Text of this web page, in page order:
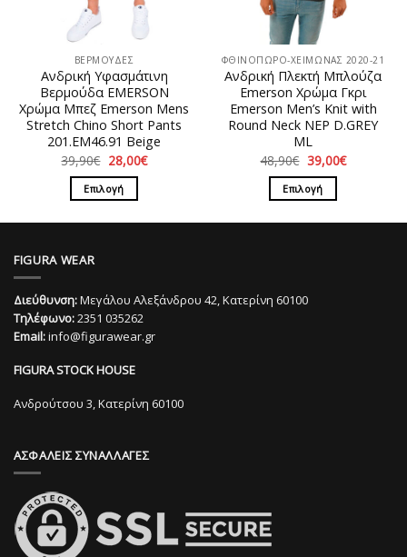
επιλεγούν
σελίδα
του
προϊόντος
επιλεγούν
στη
σελίδα
του
προϊόντος
ΒΕΡΜΟΥΔΕΣ
Ανδρική Υφασμάτινη
Βερμούδα EMERSON
Χρώμα Μπεζ Emerson Mens
Stretch Chino Short Pants
201.EM46.91 Beige
39,90€ Original
price
was:
39,90€.
28,00€Η
τρέχουσα
Επιλογή
το
παραλλαγές.
Οι
επιλογές
μπορούν
επιλεγούν
του
ΦΘΙΝΟΠΩΡΟ-ΧΕΙΜΩΝΑΣ 2020-21
Ανδρική Πλεκτή Μπλούζα
Emerson Χρώμα Γκρι
Emerson Men’s Knit with
Round Neck NEP D.GREY
ML
48,90€ Original
price
was:
48,90€.
39,00€Η
τρέχουσα
Επιλογή
το
παραλλαγές.
FIGURA WEAR
Διεύθυνση:Μεγάλου Αλεξάνδρου 42, Κατερίνη 60100
Τηλέφωνο:2351 035262
Email:info@figurawear.gr
FIGURA STOCK HOUSE
Ανδρούτσου 3, Κατερίνη 60100
ΑΣΦΑΛΕΙΣ ΣΥΝΑΛΛΑΓΕΣ